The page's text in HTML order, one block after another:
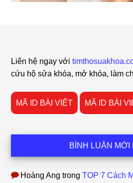
Liên hệ ngay với
cứu hộ sửa khóa, mở khóa, làm
MÃ ID BÀI VIẾT MÃ ID BÀI
BÌNH LUẬN MỚI
Hoàng Ang trongTOP 7 Cách